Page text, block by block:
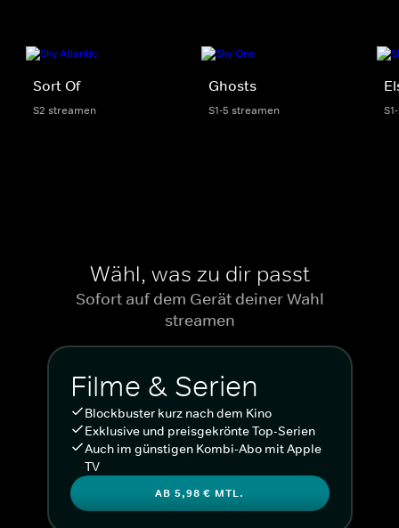
Sort Of
S2 streamen
Ghosts
S1-5 streamen
Wähl, was zu dir passt
Sofort auf dem Gerät deiner Wahl
streamen
Filme & Serien
Blockbuster kurz nach dem Kino
Exklusive und preisgekrönte Top-Serien
Auch im günstigen Kombi-Abo mit Apple
TV
AB 5,98 € MTL.